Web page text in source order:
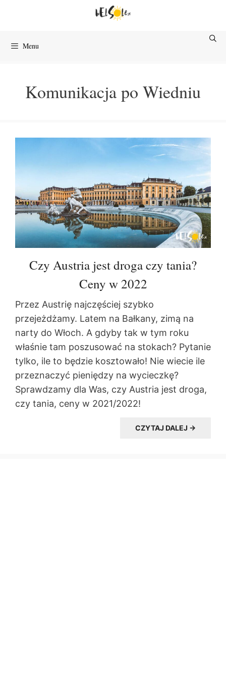
Menu
Komunikacja po Wiedniu
Czy Austria jest droga czy tania?
Ceny w 2022
Przez Austrię najczęściej szybko
przejeżdżamy. Latem na Bałkany, zimą na
narty do Włoch. A gdyby tak w tym roku
właśnie tam poszusować na stokach? Pytanie
tylko, ile to będzie kosztowało! Nie wiecie ile
przeznaczyć pieniędzy na wycieczkę?
Sprawdzamy dla Was, czy Austria jest droga,
czy tania, ceny w 2021/2022!
CZYTAJ DALEJ →